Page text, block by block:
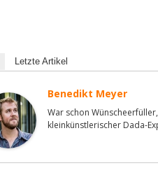
Letzte Artikel
Benedikt Meyer
War schon
kleinkünstlerischer Dada-